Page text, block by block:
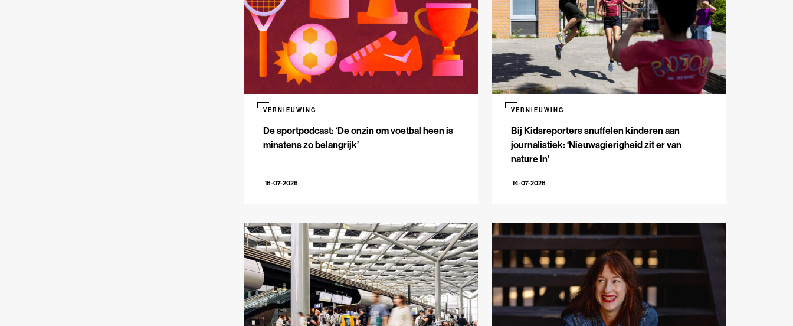
De sportpodcast: ‘De onzin om voetbal heen is
minstens zo belangrijk’
VERNIEUWING
16-07-2026
Bij Kidsreporters snuffelen kinderen aan
journalistiek: ‘Nieuwsgierigheid zit er van
nature in’
VERNIEUWING
14-07-2026